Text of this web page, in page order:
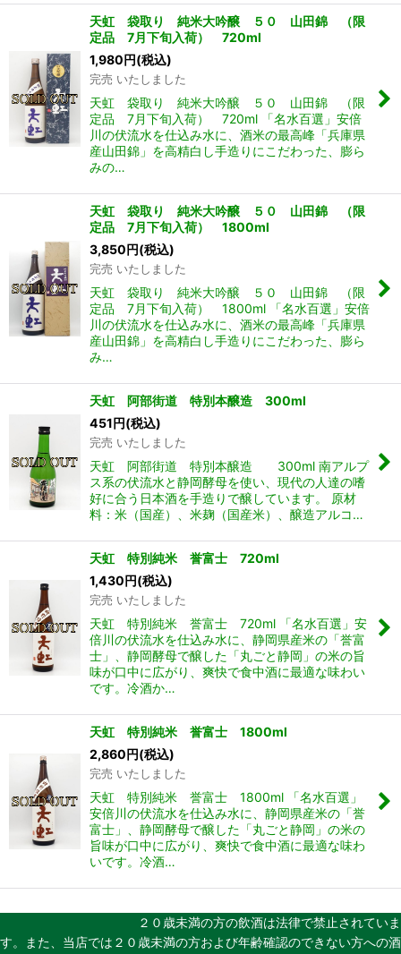
天虹 袋取り 純米大吟醸 ５０ 山田錦 （限
定品 7月下旬入荷） 720ml
1,980円(税込)
完売 いたしました
天虹 袋取り 純米大吟醸 ５０ 山田錦 （限
定品 7月下旬入荷） 720ml 「名水百選」安倍
川の伏流水を仕込み水に、酒米の最高峰「兵庫県
産山田錦」を高精白し手造りにこだわった、膨ら
みの…
天虹 袋取り 純米大吟醸 ５０ 山田錦 （限
定品 7月下旬入荷） 1800ml
3,850円(税込)
完売 いたしました
天虹 袋取り 純米大吟醸 ５０ 山田錦 （限
定品 7月下旬入荷） 1800ml 「名水百選」安倍
川の伏流水を仕込み水に、酒米の最高峰「兵庫県
産山田錦」を高精白し手造りにこだわった、膨ら
み…
天虹 阿部街道 特別本醸造 300ml
451円(税込)
完売 いたしました
天虹 阿部街道 特別本醸造 300ml 南アルプ
ス系の伏流水と静岡酵母を使い、現代の人達の嗜
好に合う日本酒を手造りで醸しています。 原材
料：米（国産）、米麹（国産米）、醸造アルコ…
天虹 特別純米 誉富士 720ml
1,430円(税込)
完売 いたしました
天虹 特別純米 誉富士 720ml 「名水百選」安
倍川の伏流水を仕込み水に、静岡県産米の「誉富
士」、静岡酵母で醸した「丸ごと静岡」の米の旨
味が口中に広がり、爽快で食中酒に最適な味わい
です。冷酒か…
天虹 特別純米 誉富士 1800ml
2,860円(税込)
完売 いたしました
天虹 特別純米 誉富士 1800ml 「名水百選」
安倍川の伏流水を仕込み水に、静岡県産米の「誉
富士」、静岡酵母で醸した「丸ごと静岡」の米の
旨味が口中に広がり、爽快で食中酒に最適な味わ
いです。冷酒…
２０歳未満の方の飲酒は法律で禁止されていま
す。また、当店では２０歳未満の方および年齢確認のできない方への酒